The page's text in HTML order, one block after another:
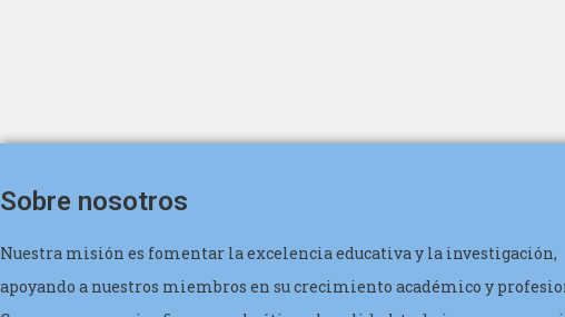
Sobre nosotros
Nuestra misión es fomentar la excelencia educativa y la investigación,
apoyando a nuestros miembros en su crecimiento académico y